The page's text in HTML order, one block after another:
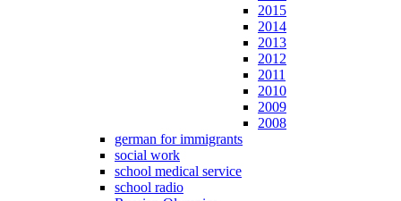
2015
2014
2013
2012
2011
2010
2009
2008
german for immigrants
social work
school medical service
school radio